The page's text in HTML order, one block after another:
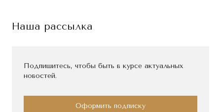
Наша рассылка
Подпишитесь, чтобы быть в курсе актуальных
новостей.
Оформить подписку